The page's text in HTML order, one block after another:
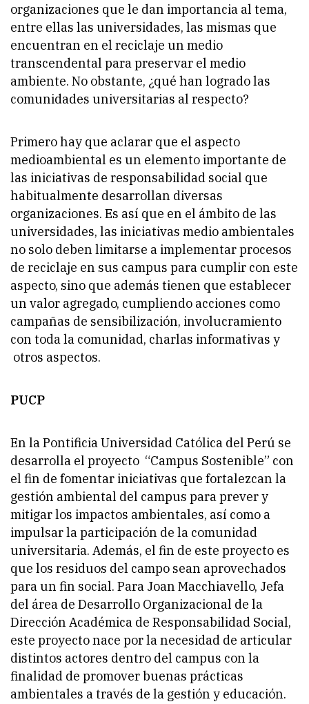
organizaciones que le dan importancia al tema,
entre ellas las universidades, las mismas que
encuentran en el reciclaje un medio
transcendental para preservar el medio
ambiente. No obstante, ¿qué han logrado las
comunidades universitarias al respecto?
Primero hay que aclarar que el aspecto
medioambiental es un elemento importante de
las iniciativas de responsabilidad social que
habitualmente desarrollan diversas
organizaciones. Es así que en el ámbito de las
universidades, las iniciativas medio ambientales
no solo deben limitarse a implementar procesos
de reciclaje en sus campus para cumplir con este
aspecto, sino que además tienen que establecer
un valor agregado, cumpliendo acciones como
campañas de sensibilización, involucramiento
con toda la comunidad, charlas informativas y
otros aspectos.
PUCP
En la Pontificia Universidad Católica del Perú se
desarrolla el proyecto “Campus Sostenible” con
el fin de fomentar iniciativas que fortalezcan la
gestión ambiental del campus para prever y
mitigar los impactos ambientales, así como a
impulsar la participación de la comunidad
universitaria. Además, el fin de este proyecto es
que los residuos del campo sean aprovechados
para un fin social. Para Joan Macchiavello, Jefa
del área de Desarrollo Organizacional de la
Dirección Académica de Responsabilidad Social,
este proyecto nace por la necesidad de articular
distintos actores dentro del campus con la
finalidad de promover buenas prácticas
ambientales a través de la gestión y educación.